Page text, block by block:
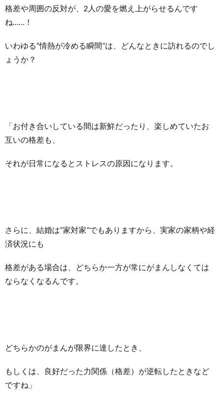
格差や周囲の反対が、2人の愛を燃え上がらせるんです
ね……！
いわゆる“情熱が冷める瞬間”は、どんなときに訪れるのでし
ょうか？
「お付き合いしている間は新鮮だったり、楽しめていたお
互いの格差も、
それが日常になるとストレスの原因になります。
さらに、結婚は“家対家”でもありますから、実家の家柄や経
済状況にも
格差がある場合は、
どちらか一方が常にがまんしなくては
ならなくなるんです。
どちらかのがまんが限界に達したとき、
もしくは、良好だった力関係（格差）が逆転したときなど
ですね」